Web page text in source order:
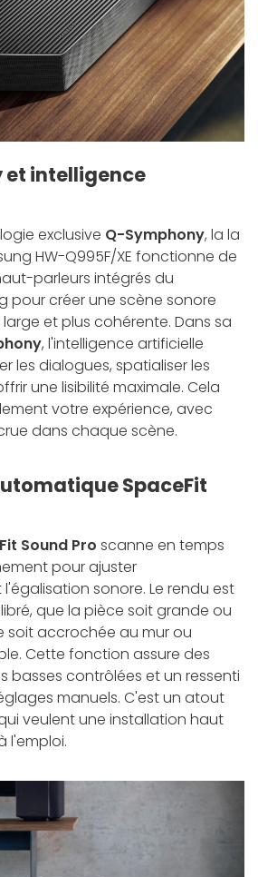
et intelligence
exclusive Q-Symphony, la la
HW-Q995F/XE fonctionne de
parleurs intégrés du
pour créer une scène sonore
et plus cohérente. Dans sa
, l'intelligence artificielle
les dialogues, spatialiser les
une lisibilité maximale. Cela
votre expérience, avec
dans chaque scène.
SpaceFit
Sound Pro scanne en temps
pour ajuster
sonore. Le rendu est
que la pièce soit grande ou
soit accrochée au mur ou
Cette fonction assure des
basses contrôlées et un ressenti
manuels. C'est un atout
veulent une installation haut
l'emploi.